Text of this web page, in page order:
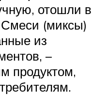
отошли в
(миксы)
из
–
продуктом,